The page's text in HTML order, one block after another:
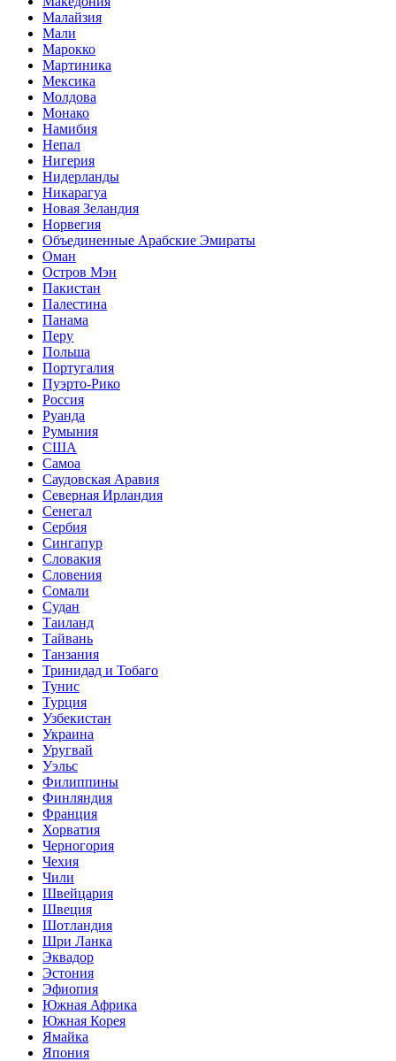
Малайзия
Мали
Марокко
Мартиника
Мексика
Молдова
Монако
Намибия
Непал
Нигерия
Нидерланды
Никарагуа
Новая Зеландия
Норвегия
Объединенные Арабские Эмираты
Оман
Остров Мэн
Пакистан
Палестина
Панама
Перу
Польша
Португалия
Пуэрто-Рико
Россия
Руанда
Румыния
США
Самоа
Саудовская Аравия
Северная Ирландия
Сенегал
Сербия
Сингапур
Словакия
Словения
Сомали
Судан
Таиланд
Тайвань
Танзания
Тринидад и Тобаго
Тунис
Турция
Узбекистан
Украина
Уругвай
Уэльс
Филиппины
Финляндия
Франция
Хорватия
Черногория
Чехия
Чили
Швейцария
Швеция
Шотландия
Шри Ланка
Эквадор
Эстония
Эфиопия
Южная Африка
Южная Корея
Ямайка
Япония